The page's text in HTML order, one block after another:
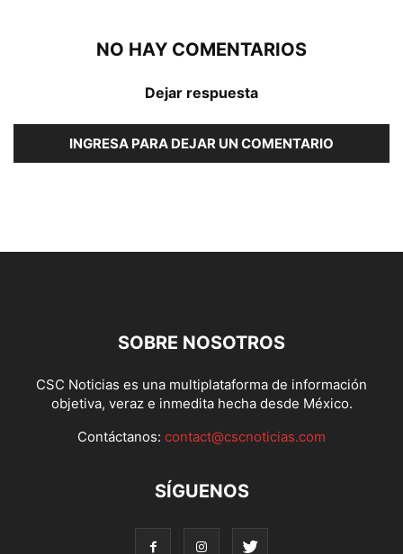
NO HAY COMENTARIOS
Dejar respuesta
INGRESA PARA DEJAR UN COMENTARIO
SOBRE NOSOTROS
CSC Noticias es una multiplataforma de información
objetiva, veraz e inmedita hecha desde México.
Contáctanos: contact@cscnoticias.com
SÍGUENOS